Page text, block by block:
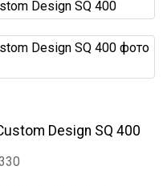
Design SQ 400